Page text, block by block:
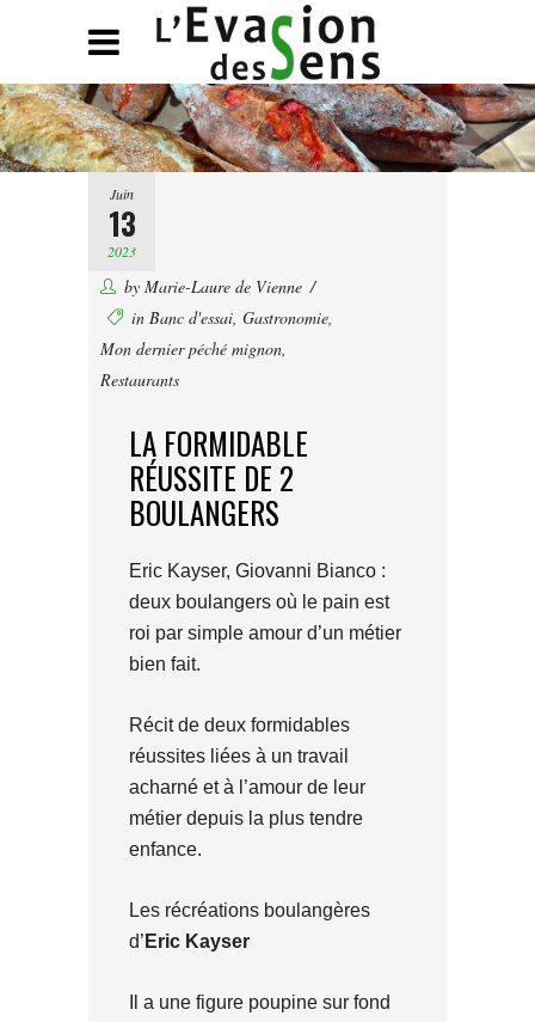
Juin
13
2023
by Marie-Laure de Vienne
in Banc d'essai Gastronomie
Mon dernier péché mignon
Restaurants
LA FORMIDABLE
RÉUSSITE DE 2
BOULANGERS
Eric Kayser, Giovanni Bianco :
deux boulangers où le pain est
roi par simple amour d’un métier
bien fait.
Récit de deux formidables
réussites liées à un travail
acharné et à l’amour de leur
métier depuis la plus tendre
enfance.
Les récréations boulangères
d’ Eric Kayser
Il a une figure poupine sur fond